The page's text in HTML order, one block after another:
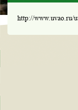
http://www.uvao.ru/